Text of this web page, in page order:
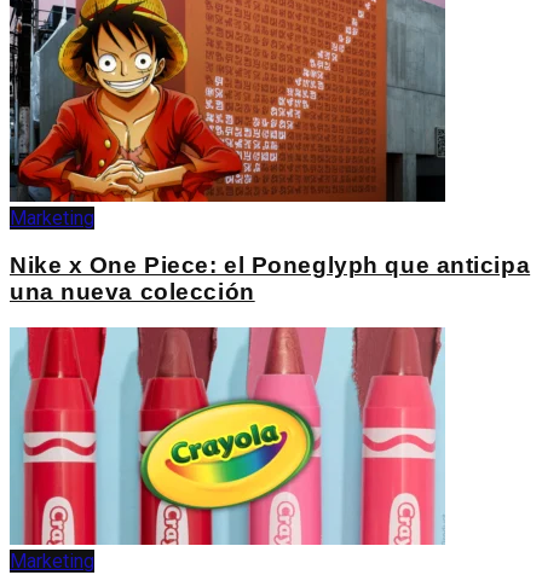
Marketing
Nike x One Piece: el Poneglyph que anticipa
una nueva colección
Marketing